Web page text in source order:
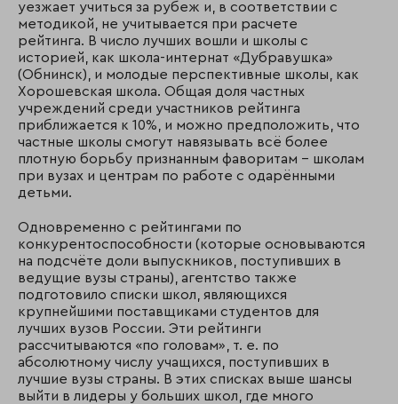
уезжает учиться за рубеж и, в соответствии с
методикой, не учитывается при расчете
рейтинга. В число лучших вошли и школы с
историей, как школа-интернат «Дубравушка»
(Обнинск), и молодые перспективные школы, как
Хорошевская школа. Общая доля частных
учреждений среди участников рейтинга
приближается к 10%, и можно предположить, что
частные школы смогут навязывать всё более
плотную борьбу признанным фаворитам – школам
при вузах и центрам по работе с одарёнными
детьми.
Одновременно с рейтингами по
конкурентоспособности (которые основываются
на подсчёте доли выпускников, поступивших в
ведущие вузы страны), агентство также
подготовило списки школ, являющихся
крупнейшими поставщиками студентов для
лучших вузов России. Эти рейтинги
рассчитываются «по головам», т. е. по
абсолютному числу учащихся, поступивших в
лучшие вузы страны. В этих списках выше шансы
выйти в лидеры у больших школ, где много